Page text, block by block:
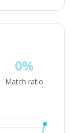
0%
Match ratio